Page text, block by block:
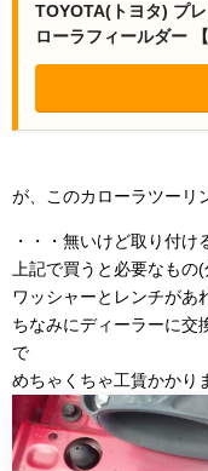
TOYOTA(トヨタ) プ
ローラフィールダー
が、このカローラツーリ
・・・無いけど取り付
上記で買うと必要なも
ワッシャーとレンチがあ
ちなみにディーラーに交
で
めちゃくちゃ工賃かかり